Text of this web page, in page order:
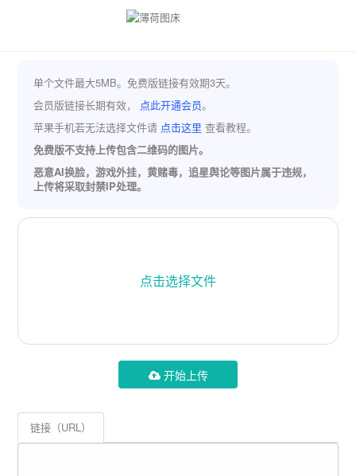
单个文件最大5MB。免费版链接有效期3天。
会员版链接长期有效， 点此开通会员。
苹果手机若无法选择文件请 点击这里 查看教程。
免费版不支持上传包含二维码的图片。
恶意AI换脸，游戏外挂，黄赌毒，追星舆论等图片属于违规，
上传将采取封禁IP处理。
开始上传
链接（URL）